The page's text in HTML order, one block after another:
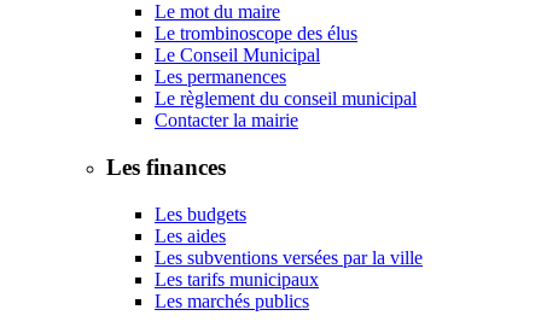
Le mot du maire
Le trombinoscope des élus
Le Conseil Municipal
Les permanences
Le règlement du conseil municipal
Contacter la mairie
Les finances
Les budgets
Les aides
Les subventions versées par la ville
Les tarifs municipaux
Les marchés publics